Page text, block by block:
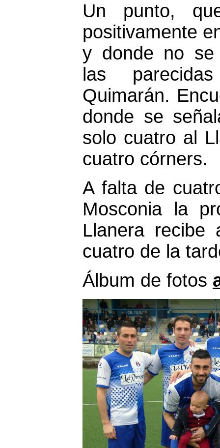
Un punto,
positivamente
y donde no se
las
Quimarán.
donde se
solo cuatro al
cuatro córners.
A falta de
Mosconia la
Llanera recibe
cuatro de la
Álbum de fotos